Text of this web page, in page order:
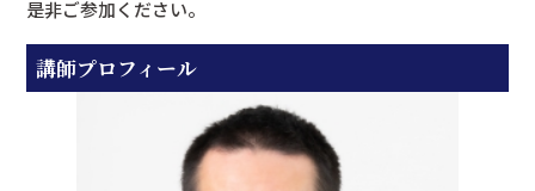
是非ご参加ください。
講師プロフィール